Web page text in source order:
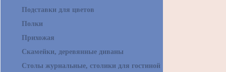
Подставки для цветов
Полки
Прихожая
Скамейки, деревянные диваны
Столы журнальные, столики для гостиной